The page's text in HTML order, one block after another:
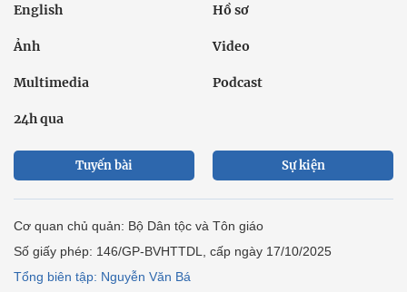
English Hồ sơ
Ảnh Video
Multimedia Podcast
24h qua
Tuyến bài Sự kiện
Cơ quan chủ quản: Bộ Dân tộc và Tôn giáo
Số giấy phép: 146/GP-BVHTTDL, cấp ngày 17/10/2025
Tổng biên tập: Nguyễn Văn Bá